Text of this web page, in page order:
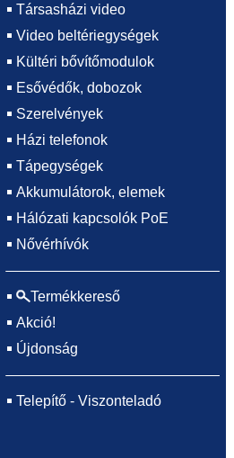
Társasházi video
Video beltériegységek
Kültéri bővítőmodulok
Esővédők, dobozok
Szerelvények
Házi telefonok
Tápegységek
Akkumulátorok, elemek
Hálózati kapcsolók PoE
Nővérhívók
Termékkereső
Akció!
Újdonság
Telepítő - Viszonteladó